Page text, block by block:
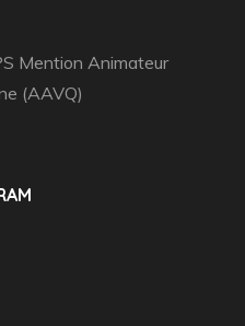
Mention Animateur
(AAVQ)